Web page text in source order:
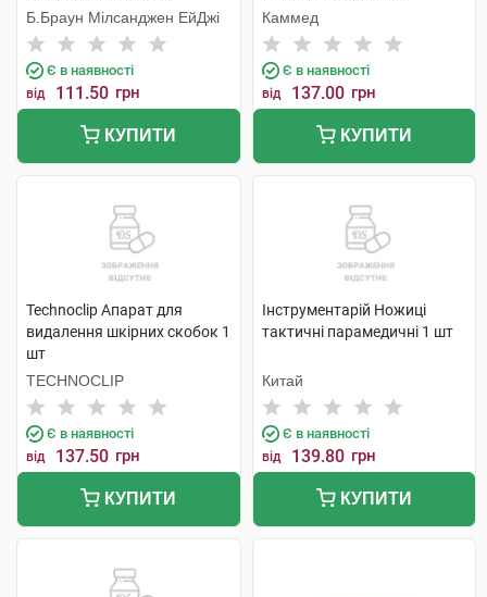
мультидозових флаконів
зелена 1 шт
Б.Браун Мілсанджен ЕйДжі
Є в наявності
від 111.50 грн
КУПИТИ
Каммед
Є в наявності
від 137.00 грн
КУПИТИ
Technoclip Апарат для
видалення шкірних скобок 1
шт
TECHNOCLIP
Є в наявності
від 137.50 грн
КУПИТИ
Інструментарій Ножиці
тактичні парамедичні 1 шт
Китай
Є в наявності
від 139.80 грн
КУПИТИ